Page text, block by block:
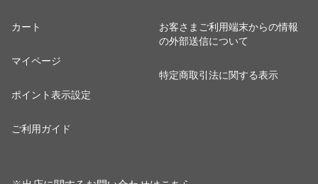
カート
マイページ
ポイント表示設定
ご利用ガイド
お客さまご利用端末からの情報
の外部送信について
特定商取引法に関する表示